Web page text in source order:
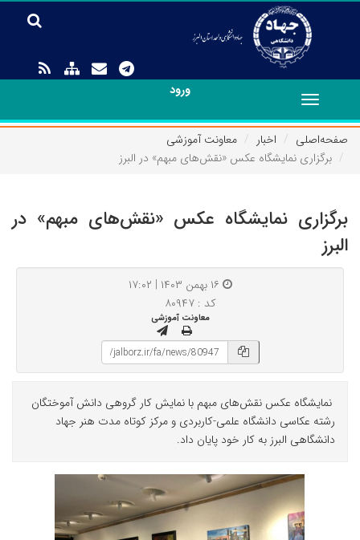
ورود
Toggle
navigation
صفحه‌اصلی
اخبار
معاونت آموزشی
برگزاری نمایشگاه عکس «نقش‌های مبهم» در البرز
برگزاری نمایشگاه عکس «نقش‌های مبهم» در
البرز
کد : ۸۰۹۴۷
معاونت آموزشی
نمایشگاه عکس نقش‌های مبهم با نمایش کار گروهی دانش آموختگان
رشته عکاسی دانشگاه علمی-کاربردی و مرکز کوتاه مدت هنر جهاد
دانشگاهی البرز به کار خود پایان داد.